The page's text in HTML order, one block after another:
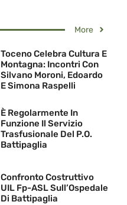
More
Toceno Celebra Cultura E
Montagna: Incontri Con
Silvano Moroni, Edoardo
E Simona Raspelli
È Regolarmente In
Funzione Il Servizio
Trasfusionale Del P.O.
Battipaglia
Confronto Costruttivo
UIL Fp-ASL Sull’Ospedale
Di Battipaglia